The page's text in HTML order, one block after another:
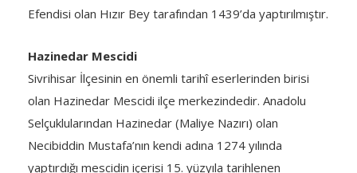
Efendisi olan Hızır Bey tarafından 1439’da yaptırılmıştır.
Hazinedar Mescidi
Sivrihisar İlçesinin en önemli tarihî eserlerinden birisi
olan Hazinedar Mescidi ilçe merkezindedir. Anadolu
Selçuklularından Hazinedar (Maliye Nazırı) olan
Necibiddin Mustafa’nın kendi adına 1274 yılında
yaptırdığı mescidin içerisi 15. yüzyıla tarihlenen